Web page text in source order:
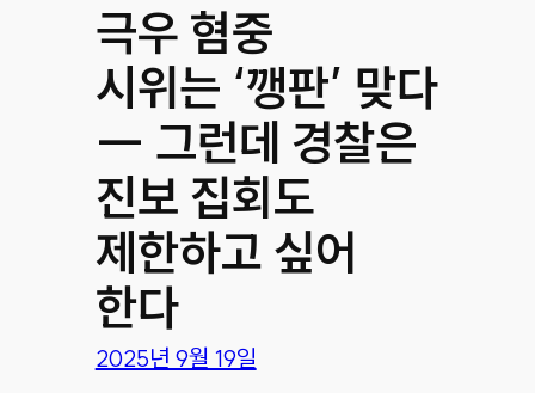
극우 혐중
시위는 ‘깽판’ 맞다
― 그런데 경찰은
진보 집회도
제한하고 싶어
한다
2025년 9월 19일